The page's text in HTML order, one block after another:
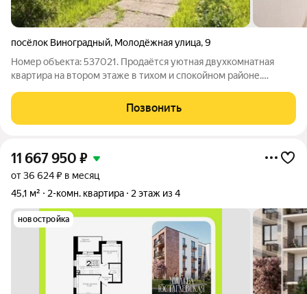
посёлок Виноградный, Молодёжная улица,9
Номер объекта: 537021. Продаётся уютная двухкомнатная
квартира на втором этаже в тихом и спокойном районе.
выгодного вложения. Квартира светлая и просторная, с
Позвонить
11 667 950 ₽
от 36 624 ₽ в месяц
45,1 м²
2-комн. квартира 2 этаж из 4
новостройка